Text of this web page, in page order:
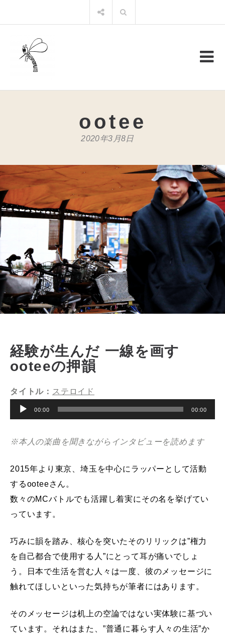
キ
索:
ootee
2020年3月8日
経験が生んだ 一線を画す
ooteeの押韻
タイトル： ステロイド
声
ー
ヤ
ー
00:00 00:00
※本人の楽曲を聞きながらインタビューを読めます
2015年より東京、埼玉を中心にラッパーとして活動
するooteeさん。
数々のMCバトルでも活躍し着実にその名を挙げてい
っています。
巧みに韻を踏み、核心を突いたそのリリックは”権力
を自己都合で使用する人”にとって耳が痛いでしょ
う。日本で生活を営む人々は一度、彼のメッセージに
触れてほしいといった気持ちが筆者にはあります。
そのメッセージは机上の空論ではない実体験に基づい
ています。それはまた、”普通に暮らす人々の生活”か